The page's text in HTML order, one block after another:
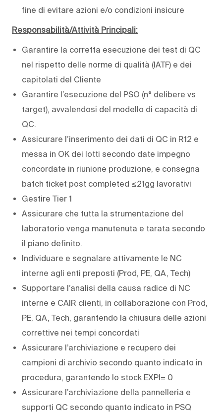
fine di evitare azioni e/o condizioni insicure
Responsabilità/Attività Principali:
Garantire la corretta esecuzione dei test di QC
nel rispetto delle norme di qualità (IATF) e dei
capitolati del Cliente
Garantire l’esecuzione del PSO (n° delibere vs
target), avvalendosi del modello di capacità di
QC.
Assicurare l’inserimento dei dati di QC in R12 e
messa in OK dei lotti secondo date impegno
concordate in riunione produzione, e consegna
batch ticket post completed ≤21gg lavorativi
Gestire Tier 1
Assicurare che tutta la strumentazione del
laboratorio venga manutenuta e tarata secondo
il piano definito.
Individuare e segnalare attivamente le NC
interne agli enti preposti (Prod, PE, QA, Tech)
Supportare l’analisi della causa radice di NC
interne e CAIR clienti, in collaborazione con Prod,
PE, QA, Tech, garantendo la chiusura delle azioni
correttive nei tempi concordati
Assicurare l’archiviazione e recupero dei
campioni di archivio secondo quanto indicato in
procedura, garantendo lo stock EXPI= 0
Assicurare l’archiviazione della pannelleria e
supporti QC secondo quanto indicato in PSQ